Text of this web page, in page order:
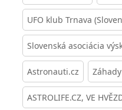
UFO klub Trnava
Slovenská asociácia
Astronauti.cz
ASTROLIFE.CZ, VE